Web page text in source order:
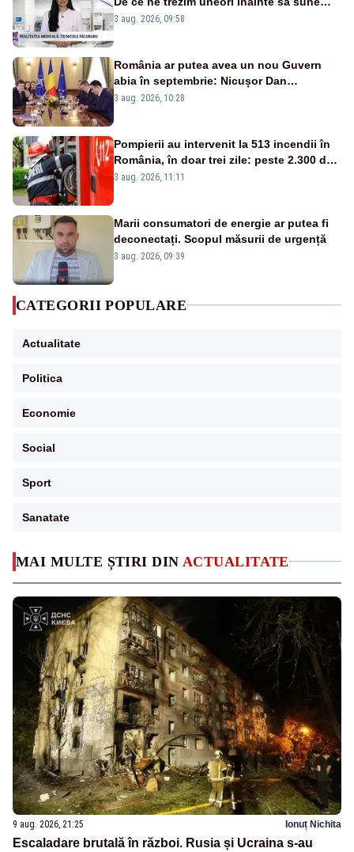
MAI MULTE ȘTIRI DIN ACTUALITATE
9 aug. 2026, 21:25 Ionuț Nichita
Escaladare brutală în război. Rusia și Ucraina s-au
alarma?
3 aug. 2026, 09:58
România ar putea avea un nou Guvern
abia în septembrie: Nicușor Dan
pregătește noi consultări cu partidele
3 aug. 2026, 10:28
Pompierii au intervenit la 513 incendii în
România, în doar trei zile: peste 2.300 de
hectare de teren au fost afectate
3 aug. 2026, 11:11
Marii consumatori de energie ar putea fi
deconectați. Scopul măsurii de urgență
3 aug. 2026, 09:39
CATEGORII POPULARE
Actualitate
Politica
Economie
Social
Sport
Sanatate